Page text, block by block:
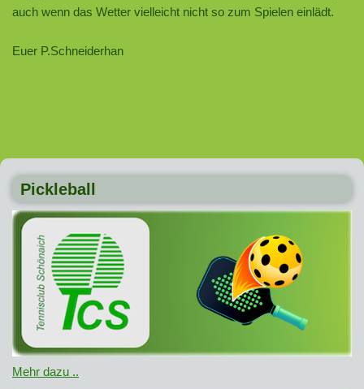
auch wenn das Wetter vielleicht nicht so zum Spielen einlädt.
Euer P.Schneiderhan
Pickleball
Mehr dazu ..